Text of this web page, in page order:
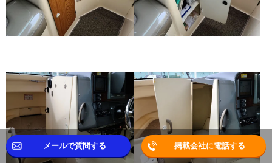
メールで質問する 掲載会社に電話する